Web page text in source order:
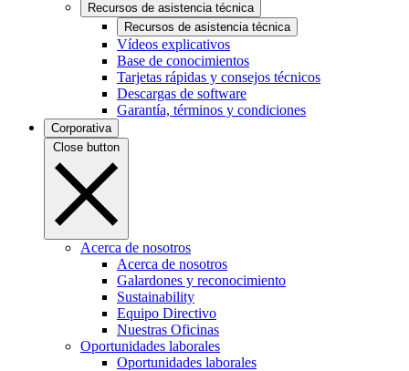
Recursos de asistencia técnica
Recursos de asistencia técnica
Vídeos explicativos
Base de conocimientos
Tarjetas rápidas y consejos técnicos
Descargas de software
Garantía, términos y condiciones
Corporativa
Close button
Acerca de nosotros
Acerca de nosotros
Galardones y reconocimiento
Sustainability
Equipo Directivo
Nuestras Oficinas
Oportunidades laborales
Oportunidades laborales